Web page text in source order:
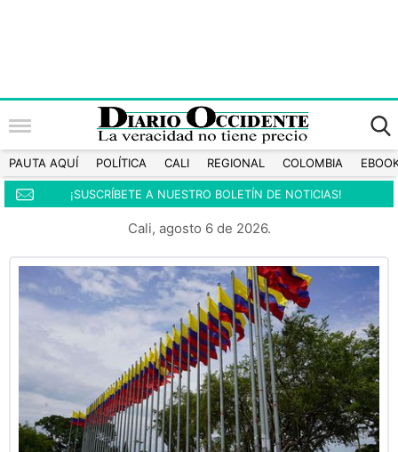
PAUTA AQUÍ POLÍTICA CALI REGIONAL COLOMBIA
¡SUSCRÍBETE A NUESTRO BOLETÍN DE NOTICIAS!
Cali, agosto 6 de 2026.